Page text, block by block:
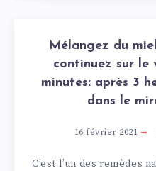
Mélangez du
continuez sur le
minutes: après 3
dans le
16 février 2021
C’est l’un des remèdes